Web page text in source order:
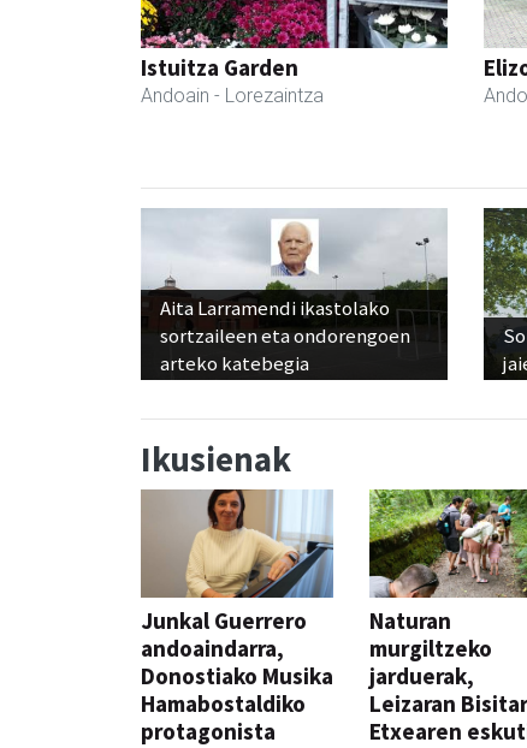
Istuitza Garden
Andoain - Lorezaintza
Aita Larramendi ikastolako
sortzaileen eta ondorengoen
arteko katebegia
Ikusienak
Junkal Guerrero
andoaindarra,
Donostiako Musika
Hamabostaldiko
protagonista
Naturan
murgiltzeko
jarduerak,
Leizaran
Etxearen